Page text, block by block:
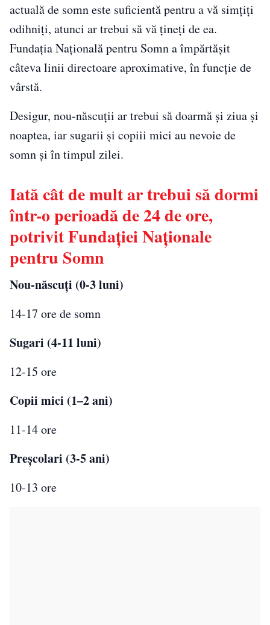
actuală de somn este suficientă pentru a vă simțiți
odihniți, atunci ar trebui să vă țineți de ea.
Fundația Națională pentru Somn a împărtășit
câteva linii directoare aproximative, în funcție de
vârstă.
Desigur, nou-născuții ar trebui să doarmă și ziua și
noaptea, iar sugarii și copiii mici au nevoie de
somn și în timpul zilei.
Iată cât de mult ar trebui să dormi
într-o perioadă de 24 de ore,
potrivit Fundației Naționale
pentru Somn
Nou-născuți (0-3 luni)
14-17 ore de somn
Sugari (4-11 luni)
12-15 ore
Copii mici (1–2 ani)
11-14 ore
Preșcolari (3-5 ani)
10-13 ore